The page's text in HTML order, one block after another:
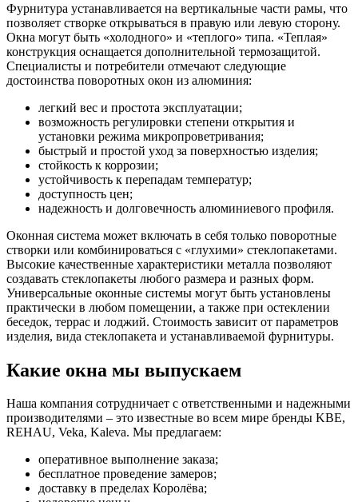
Фурнитура устанавливается на вертикальные части рамы, что
позволяет створке открываться в правую или левую сторону.
Окна могут быть «холодного» и «теплого» типа. «Теплая»
конструкция оснащается дополнительной термозащитой.
Специалисты и потребители отмечают следующие
достоинства поворотных окон из алюминия:
легкий вес и простота эксплуатации;
возможность регулировки степени открытия и
установки режима микропроветривания;
быстрый и простой уход за поверхностью изделия;
стойкость к коррозии;
устойчивость к перепадам температур;
доступность цен;
надежность и долговечность алюминиевого профиля.
Оконная система может включать в себя только поворотные
створки или комбинироваться с «глухими» стеклопакетами.
Высокие качественные характеристики металла позволяют
создавать стеклопакеты любого размера и разных форм.
Универсальные оконные системы могут быть установлены
практически в любом помещении, а также при остеклении
беседок, террас и лоджий. Стоимость зависит от параметров
изделия, вида стеклопакета и устанавливаемой фурнитуры.
Какие окна мы выпускаем
Наша компания сотрудничает с ответственными и надежными
производителями – это известные во всем мире бренды KBE,
REHAU, Veka, Kaleva. Мы предлагаем:
оперативное выполнение заказа;
бесплатное проведение замеров;
доставку в пределах Королёва;